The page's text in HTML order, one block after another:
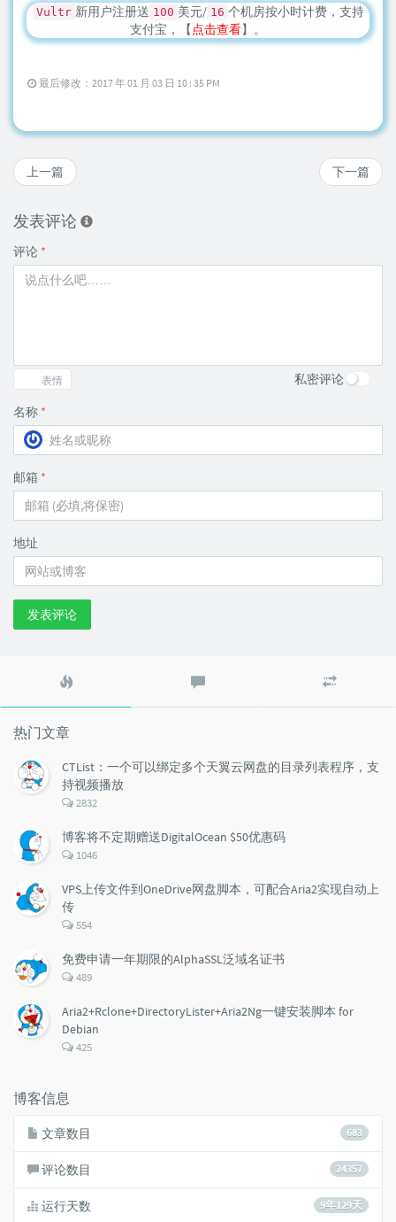
Vultr 新用户注册送 100 美元/ 16 个机房按小时计费，支持
支付宝，【 点击查看】。
最后修改：2017 年 01 月 03 日 10 : 35 PM
下一篇
上一篇
发表评论
评论 *
表情 私密评论
名称 *
邮箱 *
地址
发表评论
文
评
文
热门文章
CTList：一个可以绑定多个天翼云网盘的目录列表程序，支
持视频播放
评
数：
2832
博客将不定期赠送DigitalOcean $50优惠码
评
数：
1046
VPS上传文件到OneDrive网盘脚本，可配合Aria2实现自动上
传
评
数：
554
免费申请一年期限的AlphaSSL泛域名证书
评
数：
489
Aria2+Rclone+DirectoryLister+Aria2Ng一键安装脚本 for
Debian
评
425
博客信息
683
文章数目
24357
评论数目
9年129天
运行天数